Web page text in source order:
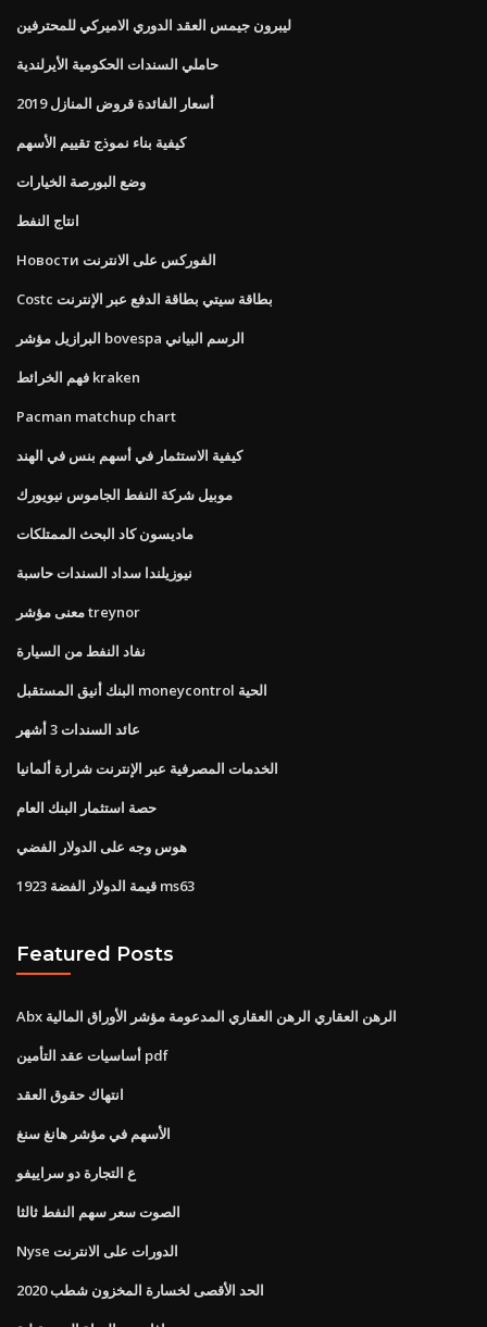
ليبرون جيمس العقد الدوري الاميركي للمحترفين
حاملي السندات الحكومية الأيرلندية
أسعار الفائدة قروض المنازل 2019
كيفية بناء نموذج تقييم الأسهم
وضع البورصة الخيارات
انتاج النفط
Новости الفوركس على الانترنت
Costc بطاقة سيتي بطاقة الدفع عبر الإنترنت
البرازيل مؤشر bovespa الرسم البياني
فهم الخرائط kraken
Pacman matchup chart
كيفية الاستثمار في أسهم بنس في الهند
موبيل شركة النفط الجاموس نيويورك
ماديسون كاد البحث الممتلكات
نيوزيلندا سداد السندات حاسبة
معنى مؤشر treynor
نفاد النفط من السيارة
البنك أنيق المستقبل moneycontrol الحية
عائد السندات 3 أشهر
الخدمات المصرفية عبر الإنترنت شرارة ألمانيا
حصة استثمار البنك العام
هوس وجه على الدولار الفضي
قيمة الدولار الفضة 1923 ms63
Featured Posts
Abx الرهن العقاري الرهن العقاري المدعومة مؤشر الأوراق المالية
أساسيات عقد التأمين pdf
انتهاك حقوق العقد
الأسهم في مؤشر هانغ سنغ
ع التجارة دو سراييفو
الصوت سعر سهم النفط ثالثا
Nyse الدورات على الانترنت
الحد الأقصى لخسارة المخزون شطب 2020